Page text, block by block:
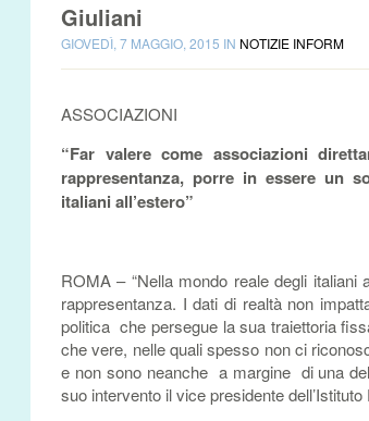
Giuliani
GIOVEDÌ, 7 MAGGIO, 2015 IN NOTIZIE INFORM
ASSOCIAZIONI
“Far valere come associazioni
rappresentanza, porre in essere un
italiani all’estero”
ROMA – “Nella mondo reale degli italiani
rappresentanza. I dati di realtà non
politica che persegue la sua traiettoria
che vere, nelle quali spesso non ci
e non sono neanche a margine di una
suo intervento il vice presidente